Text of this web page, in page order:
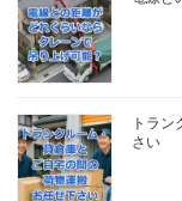
トラ
さい